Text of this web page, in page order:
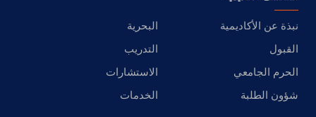
نبذة عن الأكاديمية
البحرية
القبول
التدريب
الحرم الجامعي
الاستشارات
شؤون الطلبة
الخدمات